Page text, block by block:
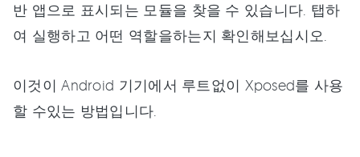
반 앱으로 표시되는 모듈을 찾을 수 있습니다. 탭하
여 실행하고 어떤 역할을하는지 확인해보십시오.
이것이 Android 기기에서 루트없이 Xposed를 사용
할 수있는 방법입니다.